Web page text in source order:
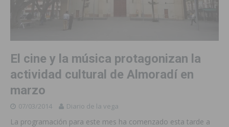
El cine y la música protagonizan la
actividad cultural de Almoradí en
marzo
07/03/2014 Diario de la vega
La programación para este mes ha comenzado esta tarde a